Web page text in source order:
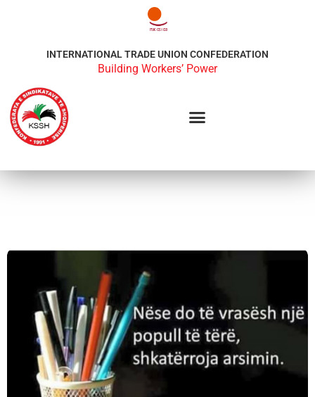
INTERNATIONAL TRADE UNION CONFEDERATION
Building Workers’ Power